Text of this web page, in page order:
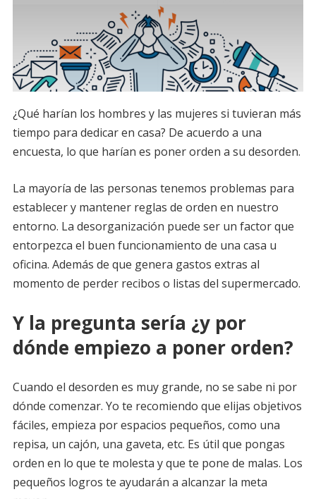
¿Qué harían los hombres y las mujeres si tuvieran más
tiempo para dedicar en casa? De acuerdo a una
encuesta, lo que harían es poner orden a su desorden.
La mayoría de las personas tenemos problemas para
establecer y mantener reglas de orden en nuestro
entorno. La desorganización puede ser un factor que
entorpezca el buen funcionamiento de una casa u
oficina. Además de que genera gastos extras al
momento de perder recibos o listas del supermercado.
Y la pregunta sería ¿y por
dónde empiezo a poner orden?
Cuando el desorden es muy grande, no se sabe ni por
dónde comenzar. Yo te recomiendo que elijas objetivos
fáciles, empieza por espacios pequeños, como una
repisa, un cajón, una gaveta, etc. Es útil que pongas
orden en lo que te molesta y que te pone de malas. Los
pequeños logros te ayudarán a alcanzar la meta